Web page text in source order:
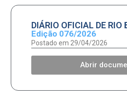
DIÁRIO OFICIAL DE RIO
Edição 076/2026
Postado em 29/04/2026
Abrir